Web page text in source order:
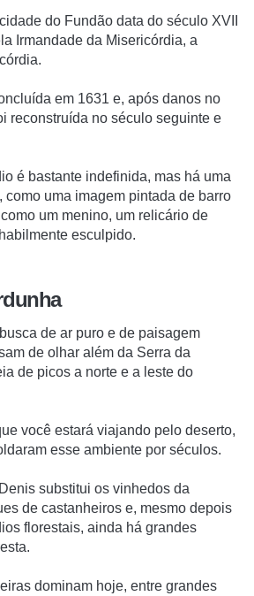
do Fundão data do século XVII
Irmandade da Misericórdia, a
em 1631 e, após danos no
reconstruída no século seguinte e
é bastante indefinida, mas há uma
como uma imagem pintada de barro
um menino, um relicário de
esculpido.
de ar puro e de paisagem
de olhar além da Serra da
de picos a norte e a leste do
você estará viajando pelo deserto,
esse ambiente por séculos.
substitui os vinhedos da
de castanheiros e, mesmo depois
florestais, ainda há grandes
dominam hoje, entre grandes